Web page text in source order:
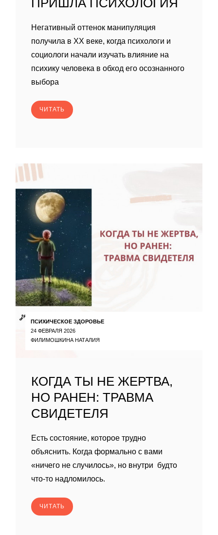
ПРИШЛА ПСИХОЛОГИЯ
Негативный оттенок манипуляция
получила в XX веке, когда психологи и
социологи начали изучать влияние на
психику человека в обход его осознанного
выбора
ЧИТАТЬ
ПСИХИЧЕСКОЕ ЗДОРОВЬЕ
24 ФЕВРАЛЯ 2026
ФИЛИМОШКИНА НАТАЛИЯ
КОГДА ТЫ НЕ ЖЕРТВА,
НО РАНЕН: ТРАВМА
СВИДЕТЕЛЯ
Есть состояние, которое трудно
объяснить. Когда формально с вами
«ничего не случилось», но внутри будто
что-то надломилось.
ЧИТАТЬ